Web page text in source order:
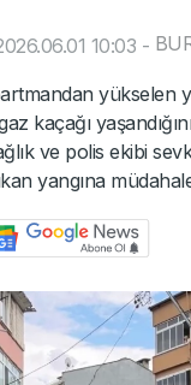
10:03 -
kaçağı
ve polis ekibi
yangına